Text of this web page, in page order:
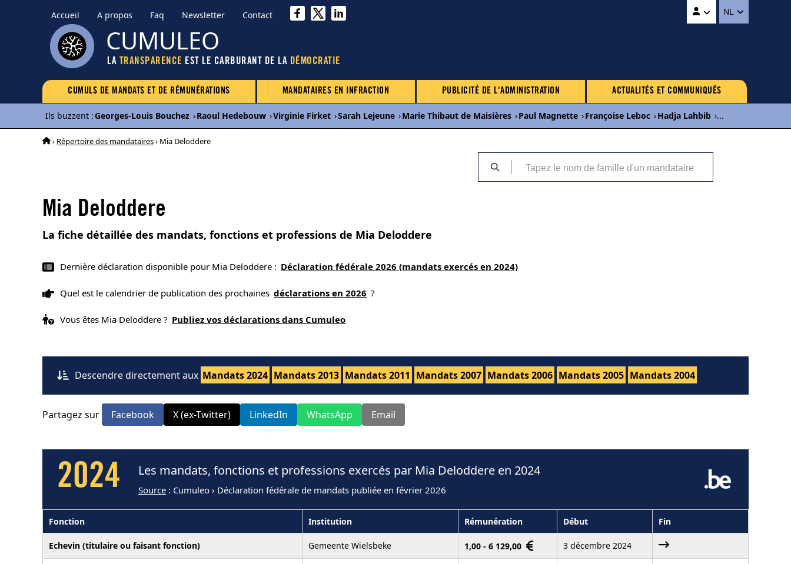
Accueil A propos Faq Newsletter Contact NL
CUMULEO
LA TRANSPARENCE EST LE CARBURANT DE LA DÉMOCRATIE
CUMULS DE MANDATS ET DE RÉMUNÉRATIONS MANDATAIRES EN INFRACTION PUBLICITÉ DE L'ADMINISTRATION ACTUALITÉS ET COMMUNIQUÉS
Ils buzzent :Georges-Louis Bouchez ›Raoul Hedebouw ›Virginie Firket ›Sarah Lejeune ›Marie Thibaut de Maisières ›Paul Magnette ›Françoise Leboc ›Hadja Lahbib ›...
› Répertoire des mandataires› Mia Deloddere
Mia Deloddere
La fiche détaillée des mandats, fonctions et professions de Mia Deloddere
Dernière déclaration disponible pour Mia Deloddere : Déclaration fédérale 2026 (mandats exercés en 2024)
Quel est le calendrier de publication des prochaines déclarations en 2026 ?
Vous êtes Mia Deloddere ? Publiez vos déclarations dans Cumuleo
Descendre directement aux Mandats 2024 Mandats 2013 Mandats 2011 Mandats 2007 Mandats 2006 Mandats 2005 Mandats 2004
Partagez sur Facebook X (ex-Twitter) LinkedIn WhatsApp Email
2024 Les mandats, fonctions et professions exercés par Mia Deloddere en 2024
Source : Cumuleo › Déclaration fédérale de mandats publiée en février 2026
Fonction Institution Rémunération Début Fin
Echevin (titulaire ou faisant fonction) Gemeente Wielsbeke 1,00 - 6 129,00 3 décembre 2024